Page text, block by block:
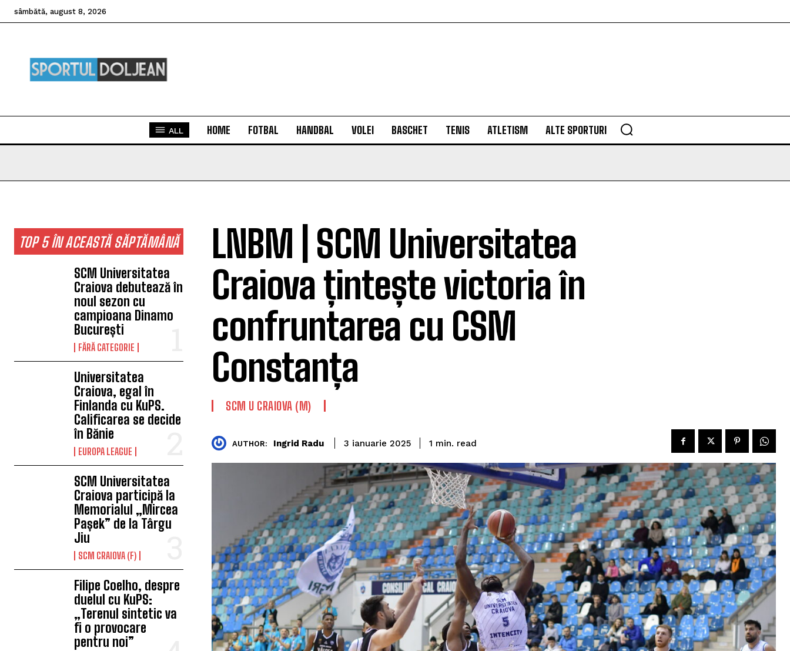
sâmbătă, august 8, 2026
ALL HOME FOTBAL HANDBAL VOLEI BASCHET TENIS ATLETISM ALTE SPORTURI
TOP 5 ÎN ACEASTĂ SĂPTĂMÂNĂ
SCM Universitatea
Craiova debutează în
noul sezon cu
campioana Dinamo
București
FĂRĂ CATEGORIE
Universitatea
Craiova, egal în
Finlanda cu KuPS.
Calificarea se decide
în Bănie
EUROPA LEAGUE
SCM Universitatea
Craiova participă la
Memorialul „Mircea
Pașek” de la Târgu
Jiu
SCM CRAIOVA (F)
Filipe Coelho, despre
duelul cu KuPS:
„Terenul sintetic va
fi o provocare
pentru noi”
LNBM | SCM Universitatea
Craiova țintește victoria în
confruntarea cu CSM
Constanța
SCM U CRAIOVA (M)
AUTHOR: Ingrid Radu 3 ianuarie 2025 1 min. read